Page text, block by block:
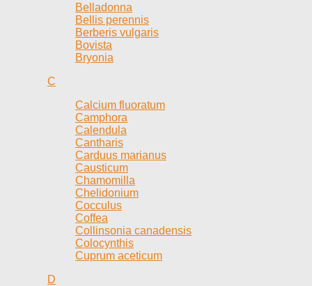
Belladonna
Bellis perennis
Berberis vulgaris
Bovista
Bryonia
C
Calcium fluoratum
Camphora
Calendula
Cantharis
Carduus marianus
Causticum
Chamomilla
Chelidonium
Cocculus
Coffea
Collinsonia canadensis
Colocynthis
Cuprum aceticum
D